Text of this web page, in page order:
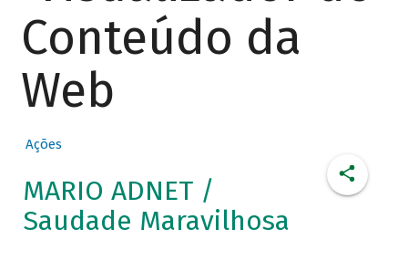
Conteúdo da
Web
Ações
MARIO ADNET /
Saudade Maravilhosa